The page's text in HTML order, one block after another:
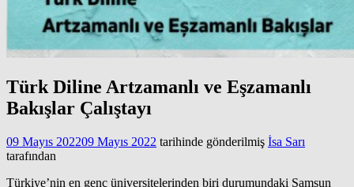
Türk Diline Artzamanlı ve Eşzamanlı
Bakışlar Çalıştayı
09 Mayıs 202209 Mayıs 2022 tarihinde gönderilmiş İsa Sarı
tarafından
Türkiye’nin en genç üniversitelerinden biri durumundaki Samsun